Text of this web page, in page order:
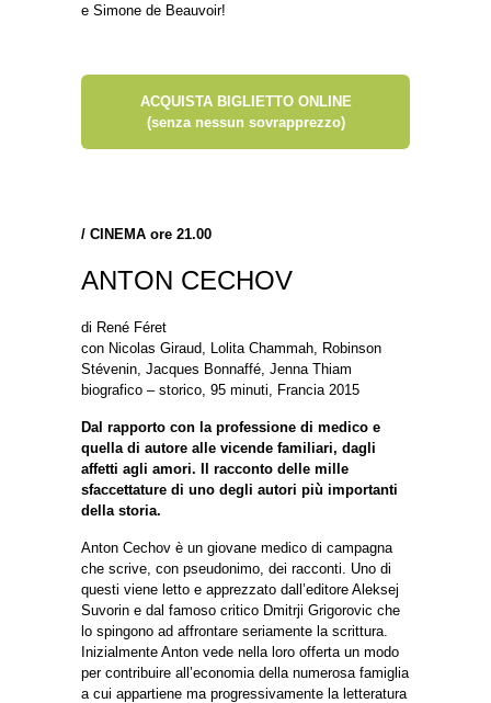
e Simone de Beauvoir!
ACQUISTA BIGLIETTO ONLINE
(senza nessun sovrapprezzo)
/ CINEMA ore 21.00
ANTON CECHOV
di René Féret
con Nicolas Giraud, Lolita Chammah, Robinson
Stévenin, Jacques Bonnaffé, Jenna Thiam
biografico – storico, 95 minuti, Francia 2015
Dal rapporto con la professione di medico e
quella di autore alle vicende familiari, dagli
affetti agli amori. Il racconto delle mille
sfaccettature di uno degli autori più importanti
della storia.
Anton Cechov è un giovane medico di campagna
che scrive, con pseudonimo, dei racconti. Uno di
questi viene letto e apprezzato dall’editore Aleksej
Suvorin e dal famoso critico Dmitrji Grigorovic che
lo spingono ad affrontare seriamente la scrittura.
Inizialmente Anton vede nella loro offerta un modo
per contribuire all’economia della numerosa famiglia
a cui appartiene ma progressivamente la letteratura